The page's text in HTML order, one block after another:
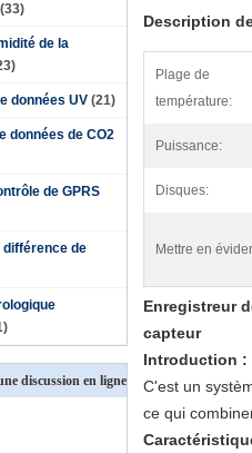
(33)
de la
données UV (21)
données de CO2
de GPRS
différence de
discussion en ligne
Description
Plage de
température:
Puissance:
Disques:
Mettre en
Enregistreur
capteur
Introduction :
C'est un
ce qui